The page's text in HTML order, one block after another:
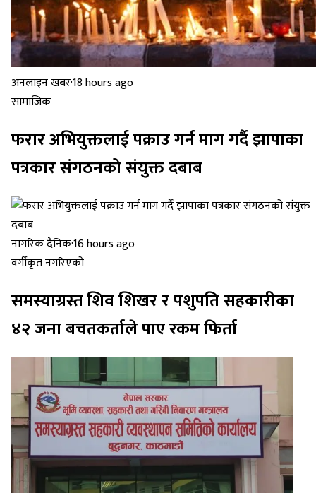
अनलाइन खबर·18 hours ago
सामाजिक
फरार अभियुक्तलाई पक्राउ गर्न माग गर्दै झापाका
पत्रकार संगठनको संयुक्त दबाब
नागरिक दैनिक·16 hours ago
वर्गीकृत नगरिएको
समस्याग्रस्त शिव शिखर र पशुपति सहकारीका
४२ जना बचतकर्ताले पाए रकम फिर्ता